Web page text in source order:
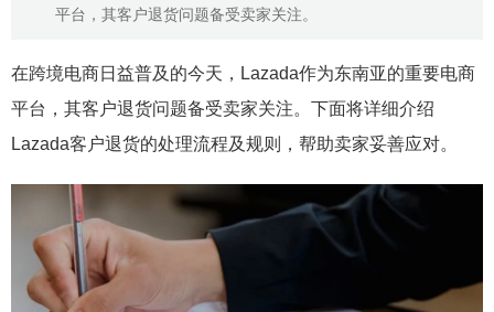
平台，其客户退货问题备受卖家关注。
在跨境电商日益普及的今天，Lazada作为东南亚的重要电商
平台，其客户退货问题备受卖家关注。下面将详细介绍
Lazada客户退货的处理流程及规则，帮助卖家妥善应对。